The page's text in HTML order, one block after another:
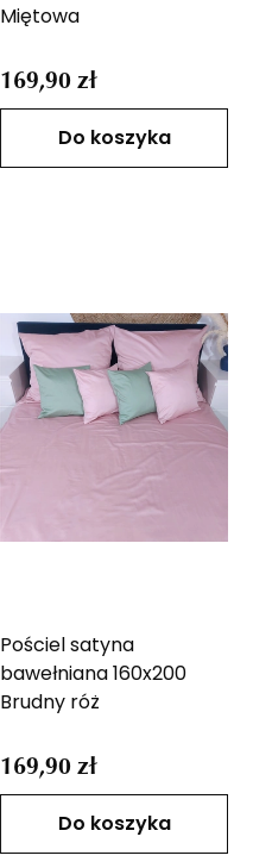
Miętowa
169,90 zł
Do koszyka
Pościel satyna
bawełniana 160x200
Brudny róż
169,90 zł
Do koszyka